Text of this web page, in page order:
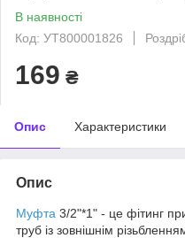
В наявності
Код: УТ800001826
169 ₴
Опис Характеристики
Опис
Муфта 3/2"*1" - це фітинг
труб із зовнішнім